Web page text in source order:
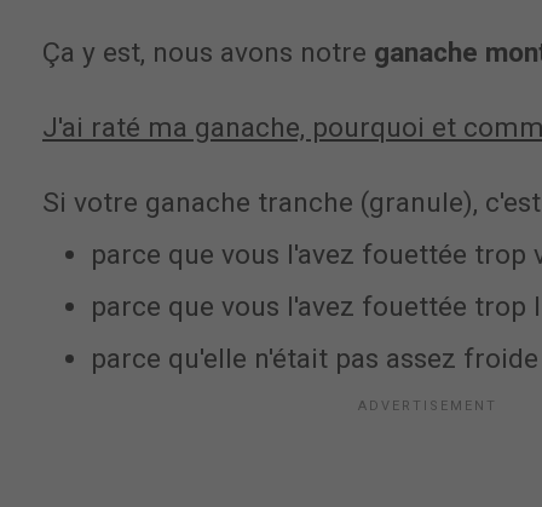
Ça y est, nous avons notre ganache
J'ai raté ma ganache, pourquoi et
Si votre ganache tranche (granule),
parce que vous l'avez fouettée trop
parce que vous l'avez fouettée trop
parce qu'elle n'était pas assez froide